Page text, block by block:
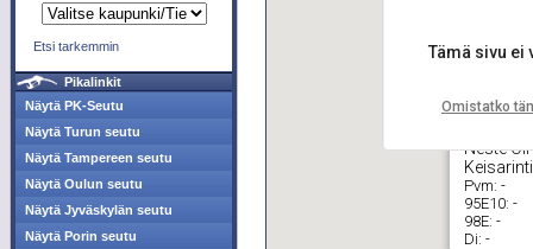
Etsi tarkemmin
Pikalinkit
Näytä PK-Seutu
Näytä Turun seutu
Näytä Tampereen seutu
Näytä Oulun seutu
Näytä Jyväskylän seutu
Näytä Porin seutu
Neste
Pvm: -
95E10: -
98E: -
Di: -
Tämä sivu ei
Omistatko